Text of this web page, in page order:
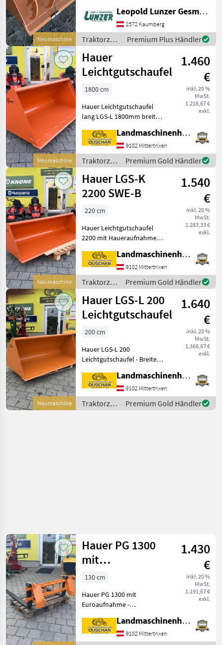
Neumaschine
700mm Tiefe: 1020mm
Öffnungsweite: 1320
Fassungsvermögen 0, 87m3
Verstärkte Seiten
Leopold Lunzer GesmbH
2572 Kaumberg
Traktorzubehör
/ Hauer
Premium Plus Händler
Neumaschine
Hauer
Leichtgutschaufel
1.460
€
inkl. 20 %
MwSt.
1.216,67 €
exkl.
1800 cm
Hauer Leichtgutschaufel
lang LGS-L 1800mm breit
-Breite 1800mm -Tiefe
100mm -Höhe 800mm -
Schürfleiste 150/20 -
Gewicht 220kg Sofort
Landmaschinenhandel Ouschan Anton
9102 Mittertrixen
Traktorzubehör
/ Hauer
Premium Gold Händler
Neumaschine
Hauer LGS-K
2200 SWE-B
1.540
€
inkl. 20 %
MwSt.
1.283,33 €
exkl.
220 cm
Hauer Leichtgutschaufel
2200 mit Haueraufnahme -
gerundet -Breite 2200mm -
Tiefe 870mm -Höhe 670mm
-Haueraufnahme SWE-B -
Landmaschinenhandel Ouschan Anton
9102 Mittertrixen
Traktorzubehör
/ Hauer
Premium Gold Händler
Neumaschine
Hauer LGS-L 200
Leichtgutschaufel
1.640
€
inkl. 20 %
MwSt.
1.366,67 €
exkl.
200 cm
Hauer LGS-L 200
Leichtgutschaufel - Breite
Höhe 800mm -
Schaufelschneide 150/20 -
Gewicht 239kg - Inhalt
gehäuft 1, 02m3 Wir sind
Landmaschinenhandel Ouschan Anton
9102 Mittertrixen
Traktorzubehör
/ Hauer
Premium Gold Händler
Hauer PG 1300
mit
Euroaufnahme
1.430
€
inkl. 20 %
MwSt.
1.191,67 €
exkl.
130 cm
Hauer PG 1300 mit
Euroaufnahme -
Zinkenlänge 1200mm -
Zinkenprofil 100/40 -
Landmaschinenhandel Ouschan Anton
9102 Mittertrixen